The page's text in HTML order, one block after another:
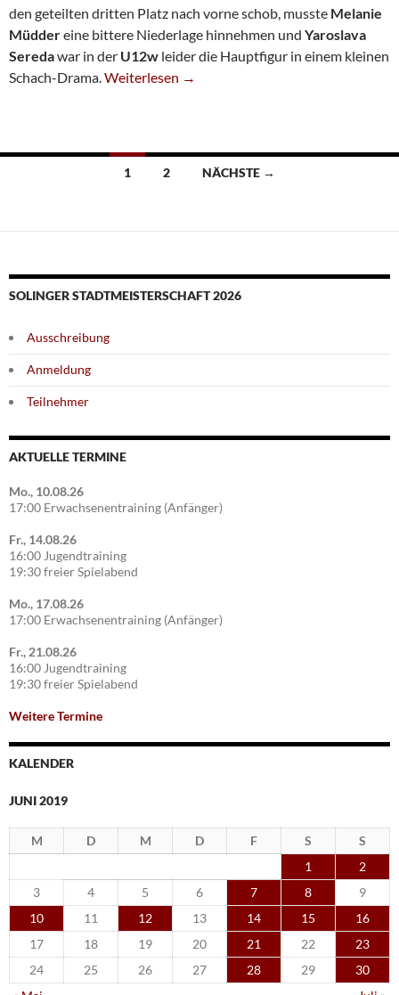
den geteilten dritten Platz nach vorne schob, musste Melanie
Müddereine bittere Niederlage hinnehmen und Yaroslava
Seredawar in der U12w leider die Hauptfigur in einem kleinen
Schach-Drama. Luisa Bashylina Führt Bei U14w-DEM
Weiterlesen →
Beitragsnavigation
1 2 NÄCHSTE →
SOLINGER STADTMEISTERSCHAFT 2026
Ausschreibung
Anmeldung
Teilnehmer
AKTUELLE TERMINE
Mo., 10.08.26
17:00 Erwachsenentraining (Anfänger)
Fr., 14.08.26
16:00 Jugendtraining
19:30 freier Spielabend
Mo., 17.08.26
17:00 Erwachsenentraining (Anfänger)
Fr., 21.08.26
16:00 Jugendtraining
19:30 freier Spielabend
Weitere Termine
KALENDER
JUNI 2019
M D M D F S
S
1
2
3
4 5 6 7 8
9
10
11 12 13 14 15
16
17
18 19 20 21 22
23
24
25 26 27 28 29
30